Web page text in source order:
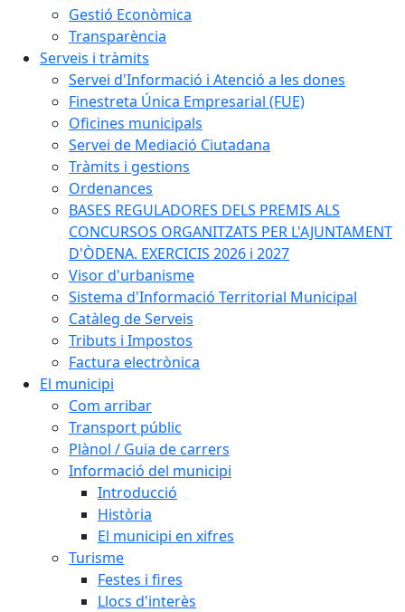
Gestió Econòmica
Transparència
Serveis i tràmits
Servei d'Informació i Atenció a les dones
Finestreta Única Empresarial (FUE)
Oficines municipals
Servei de Mediació Ciutadana
Tràmits i gestions
Ordenances
BASES REGULADORES DELS PREMIS ALS
CONCURSOS ORGANITZATS PER L'AJUNTAMENT
D'ÒDENA. EXERCICIS 2026 i 2027
Visor d'urbanisme
Sistema d'Informació Territorial Municipal
Catàleg de Serveis
Tributs i Impostos
Factura electrònica
El municipi
Com arribar
Transport públic
Plànol / Guia de carrers
Informació del municipi
Introducció
Història
El municipi en xifres
Turisme
Festes i fires
Llocs d'interès